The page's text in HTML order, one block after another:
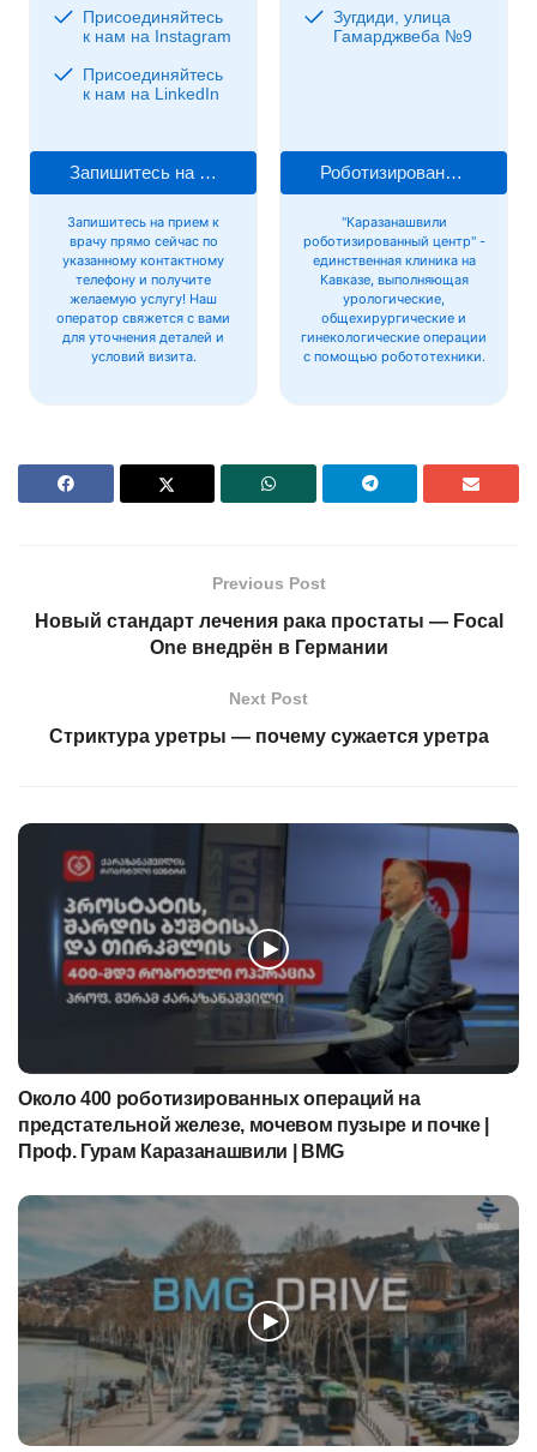
Присоединяйтесь
к нам на Instagram
Присоединяйтесь
к нам на LinkedIn
Запишитесь на прием к врачу
Запишитесь на прием к
врачу прямо сейчас по
указанному контактному
телефону и получите
желаемую услугу! Наш
оператор свяжется с вами
для уточнения деталей и
условий визита.
Зугдиди, улица
Гамарджвеба №9
Роботизированная хирургия
"Каразанашвили
роботизированный центр" -
единственная клиника на
Кавказе, выполняющая
урологические,
общехирургические и
гинекологические операции
с помощью робототехники.
Previous Post
Новый стандарт лечения рака простаты — Focal
One внедрён в Германии
Next Post
Стриктура уретры — почему сужается уретра
Около 400 роботизированных операций на
предстательной железе, мочевом пузыре и почке |
Проф. Гурам Каразанашвили | BMG